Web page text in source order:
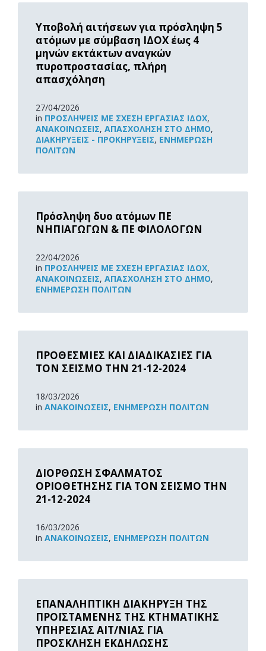
Υποβολή αιτήσεων για πρόσληψη 5
ατόμων με σύμβαση ΙΔΟΧ έως 4
μηνών εκτάκτων αναγκών
πυροπροστασίας, πλήρη
απασχόληση
27/04/2026
in ΠΡΟΣΛΉΨΕΙΣ ΜΕ ΣΧΈΣΗ ΕΡΓΑΣΊΑΣ ΙΔΟΧ,
ΑΝΑΚOΙΝΏΣΕΙΣ, ΑΠΑΣΧΌΛΗΣΗ ΣΤΟ ΔΉΜΟ,
ΔΙΑΚΗΡΎΞΕΙΣ - ΠΡΟΚΗΡΎΞΕΙΣ, ΕΝΗΜΈΡΩΣΗ
ΠΟΛΙΤΏΝ
Read
Πρόσληψη δυο ατόμων ΠΕ
ΝΗΠΙΑΓΩΓΩΝ & ΠΕ ΦΙΛΟΛΟΓΩΝ
22/04/2026
in ΠΡΟΣΛΉΨΕΙΣ ΜΕ ΣΧΈΣΗ ΕΡΓΑΣΊΑΣ ΙΔΟΧ,
ΑΝΑΚOΙΝΏΣΕΙΣ, ΑΠΑΣΧΌΛΗΣΗ ΣΤΟ ΔΉΜΟ,
ΕΝΗΜΈΡΩΣΗ ΠΟΛΙΤΏΝ
Read
ΠΡΟΘΕΣΜΙΕΣ ΚΑΙ ΔΙΑΔΙΚΑΣΙΕΣ ΓΙΑ
ΤΟΝ ΣΕΙΣΜΟ ΤΗΝ 21-12-2024
18/03/2026
in ΑΝΑΚOΙΝΏΣΕΙΣ, ΕΝΗΜΈΡΩΣΗ ΠΟΛΙΤΏΝ
Read
ΔΙΟΡΘΩΣΗ ΣΦΑΛΜΑΤΟΣ
ΟΡΙΟΘΕΤΗΣΗΣ ΓΙΑ ΤΟΝ ΣΕΙΣΜΟ ΤΗΝ
21-12-2024
16/03/2026
in ΑΝΑΚOΙΝΏΣΕΙΣ, ΕΝΗΜΈΡΩΣΗ ΠΟΛΙΤΏΝ
Read
ΕΠΑΝΑΛΗΠΤΙΚΗ ΔΙΑΚΗΡΥΞΗ ΤΗΣ
ΠΡΟΪΣΤΑΜΕΝΗΣ ΤΗΣ ΚΤΗΜΑΤΙΚΗΣ
ΥΠΗΡΕΣΙΑΣ ΑΙΤ/ΝΙΑΣ ΓΙΑ
ΠΡΟΣΚΛΗΣΗ ΕΚΔΗΛΩΣΗΣ
Read